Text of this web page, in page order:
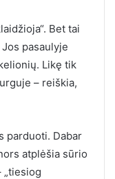
Bet tai
pasaulyje
Likę tik
– reiškia,
parduoti. Dabar
atplėšia sūrio
„tiesiog